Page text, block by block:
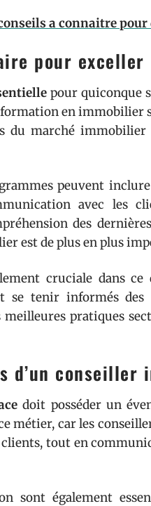
a connaitre
pour exceller
pour quiconque
en immobilier
du marché
peuvent
avec les
des
est de plus en plus
cruciale dans ce
se tenir informés des
pratiques
d’un conseiller
doit posséder un
car les
clients, tout en
sont également